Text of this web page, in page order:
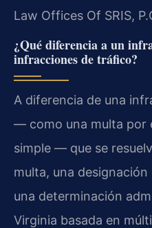
Law Offices Of SRIS,
¿Qué diferencia a un
infracciones de tráfico?
A diferencia de una
— como una multa por
simple — que se
multa, una
una determinación
Virginia basada en